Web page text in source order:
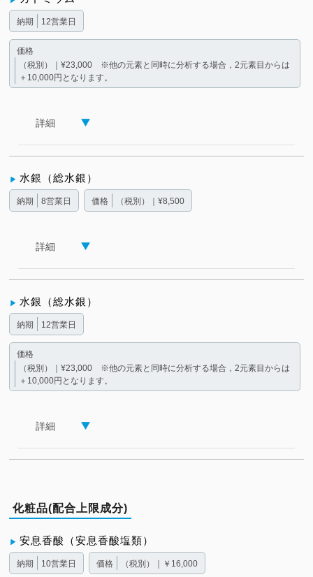
納期 12営業日
価格
（税別）｜¥23,000 ※他の元素と同時に分析する場合，2元素目からは
＋10,000円となります。
詳細
水銀（総水銀）
納期 8営業日 価格 （税別）｜¥8,500
詳細
水銀（総水銀）
納期 12営業日
価格
（税別）｜¥23,000 ※他の元素と同時に分析する場合，2元素目からは
＋10,000円となります。
詳細
化粧品(配合上限成分)
安息香酸（安息香酸塩類）
納期 10営業日 価格 （税別）｜￥16,000